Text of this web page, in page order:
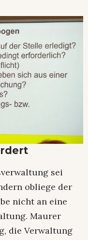
sei
obliege der
nicht an eine
Maurer
die Verwaltung